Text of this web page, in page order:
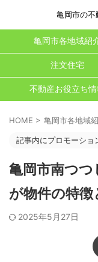
亀岡市の不
亀岡市各地域紹
注文住宅
不動産お役立ち情
HOME > 亀岡市各地域
記事内にプロモーショ
亀岡市南つ
が物件の特
2025年5月27日